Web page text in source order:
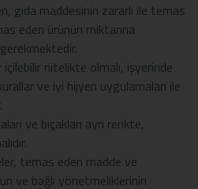
gıda maddesinin zararlı ile temas
eden ürünün miktarına
içilebilir nitelikte olmalı, işyerinde
ve iyi hijyen uygulamaları ile
ve bıçakları ayrı renkte,
temas eden madde ve
ve bağlı yönetmeliklerinin